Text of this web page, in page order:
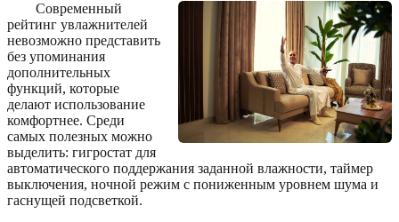
Современный
рейтинг увлажнителей
невозможно представить
без упоминания
дополнительных
функций, которые
делают использование
комфортнее. Среди
самых полезных можно
выделить: гигростат для
автоматического поддержания заданной влажности, таймер
выключения, ночной режим с пониженным уровнем шума и
гаснущей подсветкой.